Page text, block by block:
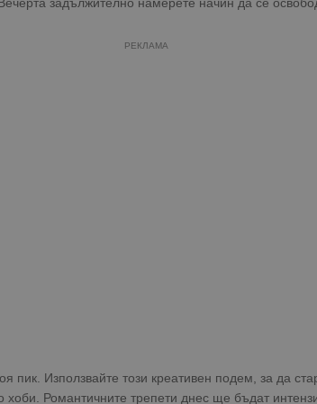
РЕКЛАМА
пик. Използвайте този креативен подем, за да
Романтичните трепети днес ще бъдат
Microsoft
Corporation
Сесия